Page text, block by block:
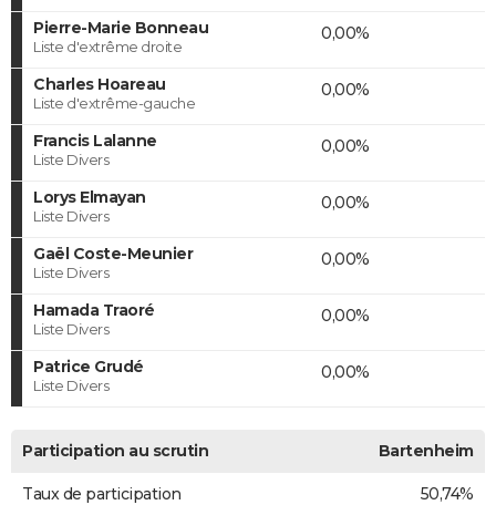
Pierre-Marie Bonneau
Liste d'extrême droite
0,00%
Charles Hoareau
Liste d'extrême-gauche
0,00%
Francis Lalanne
Liste Divers
0,00%
Lorys Elmayan
Liste Divers
0,00%
Gaël Coste-Meunier
Liste Divers
0,00%
Hamada Traoré
Liste Divers
0,00%
Patrice Grudé
Liste Divers
0,00%
Participation au scrutin Bartenheim
Taux de participation 50,74%